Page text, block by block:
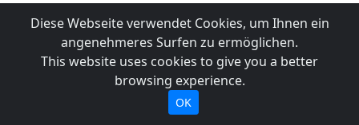
Diese Webseite verwendet Cookies, um Ihnen ein
angenehmeres Surfen zu ermöglichen.
This website uses cookies to give you a better
browsing experience.
OK